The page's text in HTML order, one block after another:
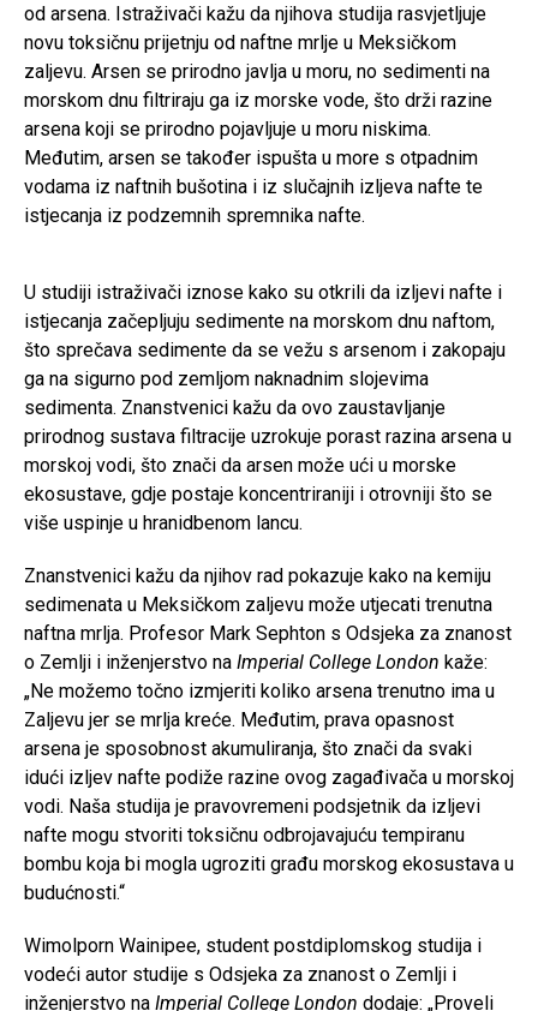
od arsena. Istraživači kažu da njihova studija rasvjetljuje
novu toksičnu prijetnju od naftne mrlje u Meksičkom
zaljevu. Arsen se prirodno javlja u moru, no sedimenti na
morskom dnu filtriraju ga iz morske vode, što drži razine
arsena koji se prirodno pojavljuje u moru niskima.
Međutim, arsen se također ispušta u more s otpadnim
vodama iz naftnih bušotina i iz slučajnih izljeva nafte te
istjecanja iz podzemnih spremnika nafte.
U studiji istraživači iznose kako su otkrili da izljevi nafte i
istjecanja začepljuju sedimente na morskom dnu naftom,
što sprečava sedimente da se vežu s arsenom i zakopaju
ga na sigurno pod zemljom naknadnim slojevima
sedimenta. Znanstvenici kažu da ovo zaustavljanje
prirodnog sustava filtracije uzrokuje porast razina arsena u
morskoj vodi, što znači da arsen može ući u morske
ekosustave, gdje postaje koncentriraniji i otrovniji što se
više uspinje u hranidbenom lancu.
Znanstvenici kažu da njihov rad pokazuje kako na kemiju
sedimenata u Meksičkom zaljevu može utjecati trenutna
naftna mrlja. Profesor Mark Sephton s Odsjeka za znanost
o Zemlji i inženjerstvo na Imperial College London kaže:
„Ne možemo točno izmjeriti koliko arsena trenutno ima u
Zaljevu jer se mrlja kreće. Međutim, prava opasnost
arsena je sposobnost akumuliranja, što znači da svaki
idući izljev nafte podiže razine ovog zagađivača u morskoj
vodi. Naša studija je pravovremeni podsjetnik da izljevi
nafte mogu stvoriti toksičnu odbrojavajuću tempiranu
bombu koja bi mogla ugroziti građu morskog ekosustava u
budućnosti.“
Wimolporn Wainipee, student postdiplomskog studija i
vodeći autor studije s Odsjeka za znanost o Zemlji i
inženjerstvo na Imperial College London dodaje: „Proveli